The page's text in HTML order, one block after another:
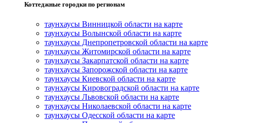
Коттеджные городки по регионам
таунхаусы Винницкой области на карте
таунхаусы Волынской области на карте
таунхаусы Днепропетровской области на карте
таунхаусы Житомирской области на карте
таунхаусы Закарпатской области на карте
таунхаусы Запорожской области на карте
таунхаусы Киевской области на карте
таунхаусы Кировоградской области на карте
таунхаусы Львовской области на карте
таунхаусы Николаевской области на карте
таунхаусы Одесской области на карте